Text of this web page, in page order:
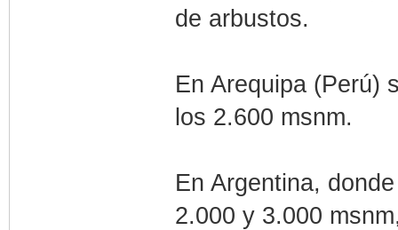
de arbustos.
En Arequipa (Perú)
los 2.600 msnm.
En Argentina,
2.000 y 3.000